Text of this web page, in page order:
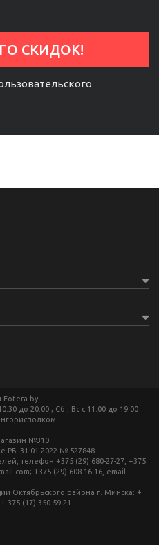
Fotera.by
до 20:00 ; Сб , Вс c 11:00 до 19:00
№310
РБ: 31.01.2022 № 527848
телефон +375 (29) 680-27-27, +375
+375 (29) 608-16-16, email:
Октябрьского района г. Минска: +
375 (17) 350-59-21